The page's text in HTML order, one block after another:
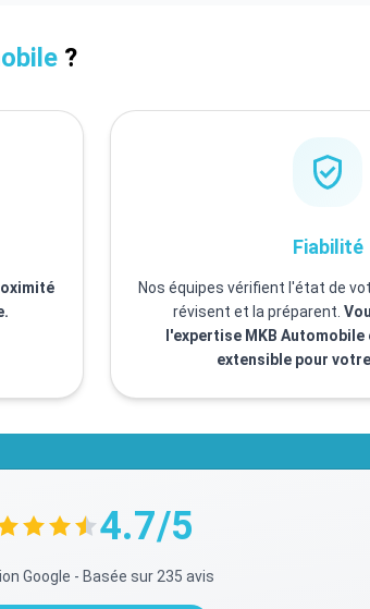
?
Fiabilité
Nos équipes vérifient l'état de
révisent et la préparent.
l'expertise MKB
extensible pour
4.7/5
Google - Basée sur 235 avis